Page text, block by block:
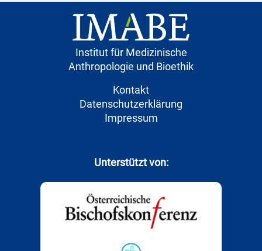
Institut für Medizinische
Anthropologie und Bioethik
Kontakt
Datenschutzerklärung
Impressum
Unterstützt von: